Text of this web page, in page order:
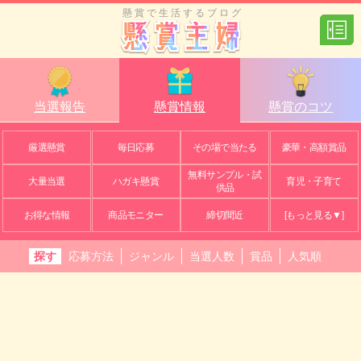
懸賞で生活するブログ
当選報告 懸賞情報 懸賞のコツ
厳選懸賞 毎日応募 その場で当たる 豪華・高額賞品
大量当選 ハガキ懸賞
無料サンプル・試
供品
育児・子育て
お得な情報 商品モニター 締切間近 [もっと見る▼]
探す 応募方法 ジャンル 当選人数 賞品 人気順